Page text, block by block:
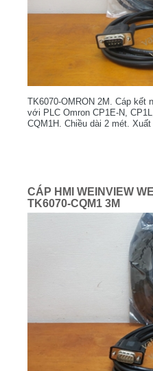
TK6070-OMRON 2M. Cáp kết
với PLC Omron CP1E-N,
CQM1H. Chiều dài 2 mét.
CÁP HMI WEINVIEW
TK6070-CQM1 3M